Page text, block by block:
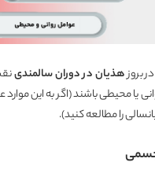
بروزهذیان در دوران سالمندی
یا محیطی باشند (اگر به این موارد
را مطالعه کنید).